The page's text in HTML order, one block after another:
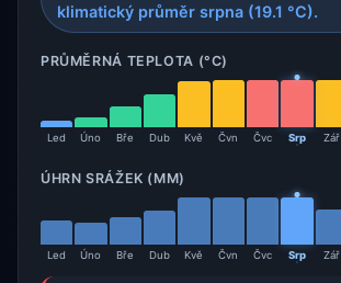
klimatický průměr srpna (19.1 °C).
PRŮMĚRNÁ TEPLOTA (°C)
Led Úno Bře Dub Kvě Čvn Čvc Srp Zář
ÚHRN SRÁŽEK (MM)
Led Úno Bře Dub Kvě Čvn Čvc Srp Zář